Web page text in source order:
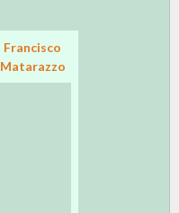
Francisco
Matarazzo